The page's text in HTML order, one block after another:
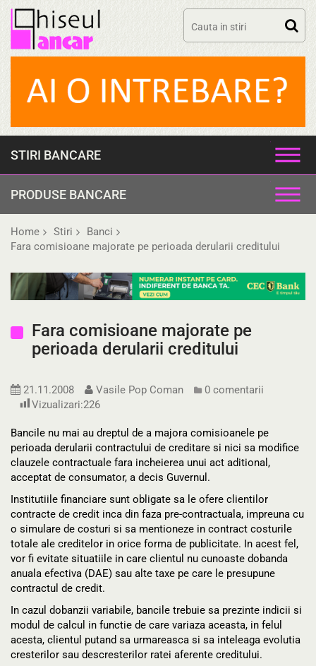
Skip
STIRI BANCARE
PRODUSE BANCARE
Home Stiri
Banci
Fara comisioane majorate pe perioada derularii creditului
Fara comisioane majorate pe
perioada derularii creditului
21.11.2008 Vasile Pop Coman
0 comentarii
Vizualizari:226
Bancile nu mai au dreptul de a majora comisioanele pe
perioada derularii contractului de creditare si nici sa modifice
clauzele contractuale fara incheierea unui act aditional,
acceptat de consumator, a decis Guvernul.
Institutiile financiare sunt obligate sa le ofere clientilor
contracte de credit inca din faza pre-contractuala, impreuna cu
o simulare de costuri si sa mentioneze in contract costurile
totale ale creditelor in orice forma de publicitate. In acest fel,
vor fi evitate situatiile in care clientul nu cunoaste dobanda
anuala efectiva (DAE) sau alte taxe pe care le presupune
contractul de credit.
In cazul dobanzii variabile, bancile trebuie sa prezinte indicii si
modul de calcul in functie de care variaza aceasta, in felul
acesta, clientul putand sa urmareasca si sa inteleaga evolutia
cresterilor sau descresterilor ratei aferente creditului.